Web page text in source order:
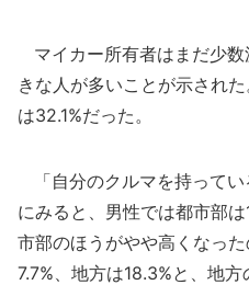
マイカー所有者はまだ少
きな人が多いことが示され
は32.1%だった。
「自分のクルマを持って
にみると、男性では都市部
市部のほうがやや高くなっ
7.7%、地方は18.3%と、地方